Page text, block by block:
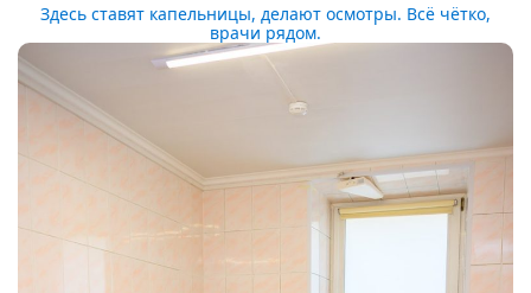
Здесь ставят капельницы, делают осмотры. Всё чётко,
врачи рядом.